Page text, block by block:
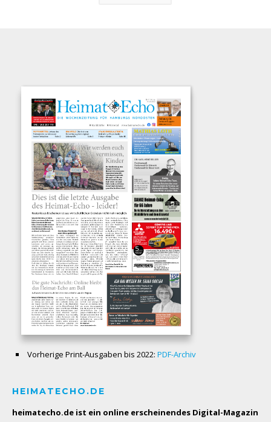
Vorherige Print-Ausgaben bis 2022: PDF-Archiv
HEIMATECHO.DE
heimatecho.de ist ein online erscheinendes Digital-Magazin